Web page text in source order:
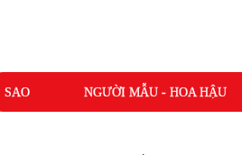
SAO NGƯỜI MẪU - HOA HẬU